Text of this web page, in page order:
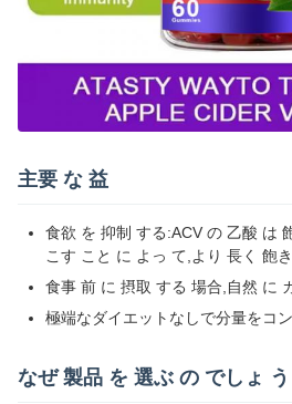
主要 な 益
食欲 を 抑制 する:ACV の 乙酸 は
こす こと に よっ て,より 長く 飽
食事 前 に 摂取 する 場合,自然 に
極端なダイエットなしで分量をコ
なぜ 製品 を 選ぶ の でしょ